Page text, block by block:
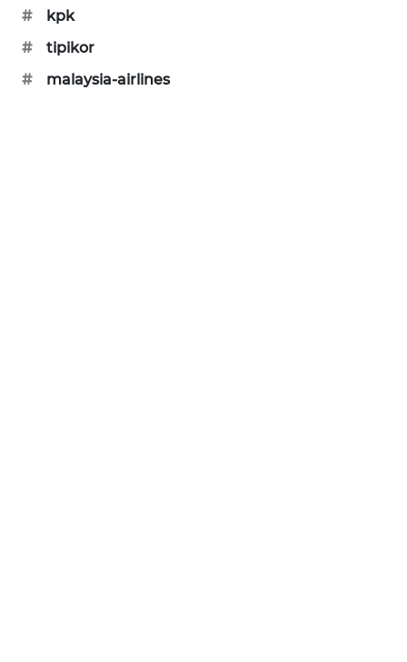
#
kpk
#
tipikor
#
malaysia-airlines
PLN
MKLI